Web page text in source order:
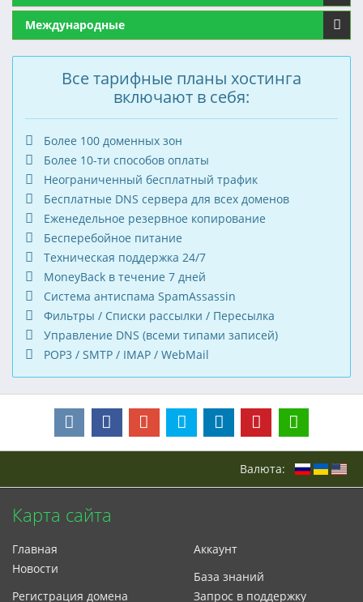
Международные
Все тарифные планы хостинга
включают в себя:
Более 100 доменных зон
Более 10-ти способов оплаты
Неограниченный бесплатный трафик
Бесплатные DNS сервера для всех доменов
Еженедельное резервное копирование
Бесперебойное питание
Техническая поддержка 24/7
MoneyBack в течение 7 дней
Система антиспама SpamAssassin
Фильтры / Списки рассылки / Пересылка
Управление DNS (всеми типами записей)
POP3 / SMTP / IMAP / WebMail
Валюта:
Карта сайта
Главная
Новости
Регистрация домена
Аккаунт
База знаний
Запрос в поддержку